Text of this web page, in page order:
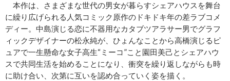
本作は、さまざまな世代の男女が暮らすシェアハウスを舞台
に繰り広げられる人気コミック原作のドキドキ年の差ラブコメ
ディー。中島演じる恋に不器用なカタブツアラサー男でグラフ
ィックデザイナーの松永純が、ひょんなことから高橋演じるピ
ュアで一生懸命な女子高生“ミーコ”こと園田美己とシェアハウ
スで共同生活を始めることになり、衝突を繰り返しながらも時
に助け合い、次第に互いを認め合っていく姿を描く。